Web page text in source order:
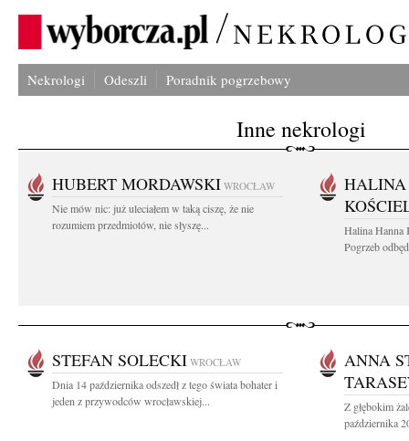
Nekrologi Odeszli Poradnik pogrzebowy
Inne nekrologi
HUBERT MORDAWSKI WROCŁAW
Nie mów nic: już uleciałem w taką ciszę, że nie
rozumiem przedmiotów, nie słyszę...
Halina Hanna
Pogrzeb
STEFAN SOLECKI WROCŁAW
Dnia 14 października odszedł z tego świata bohater i
jeden z przywodców wrocławskiej...
ANNA
Z głębokim
października